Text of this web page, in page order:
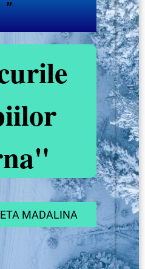
”
"
MADALINA